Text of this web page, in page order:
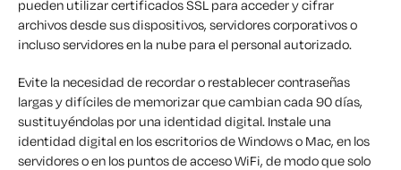
pueden utilizar certificados SSL para acceder y cifrar
archivos desde sus dispositivos, servidores corporativos o
incluso servidores en la nube para el personal autorizado.
Evite la necesidad de recordar o restablecer contraseñas
largas y difíciles de memorizar que cambian cada 90 días,
sustituyéndolas por una identidad digital. Instale una
identidad digital en los escritorios de Windows o Mac, en los
servidores o en los puntos de acceso WiFi, de modo que solo